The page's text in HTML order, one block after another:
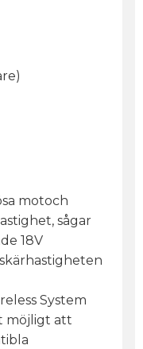
motoch
sågar
18V
System
möjligt att